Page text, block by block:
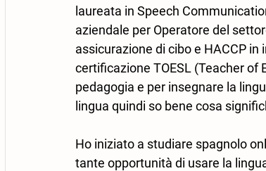
laureata in Speech
aziendale per Operatore del
assicurazione di cibo e HACCP
certificazione TOESL (Teacher of
pedagogia e per insegnare la
lingua quindi so bene cosa
Ho iniziato a studiare spagnolo
tante opportunità di usare la